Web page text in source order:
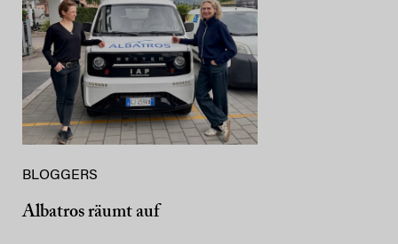
BLOGGERS
Albatros räumt auf